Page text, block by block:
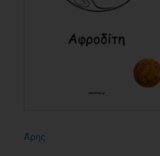
Άρης